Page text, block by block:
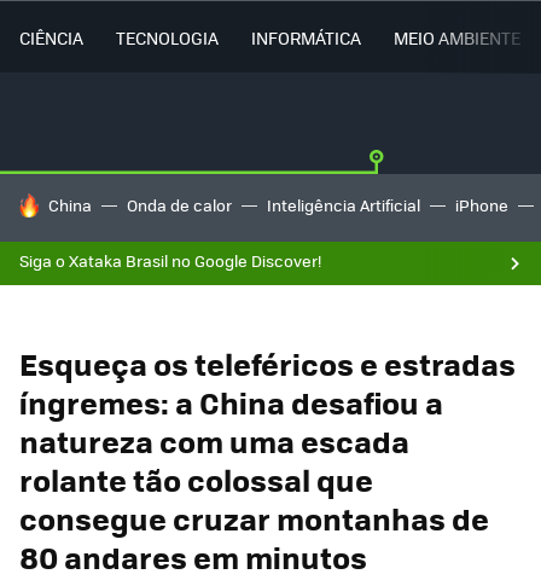
CIÊNCIA TECNOLOGIA INFORMÁTICA MEIO AMBIENTE
TENDÊNCIAS DO DIA
China Onda de calor Inteligência Artificial iPhone
Siga o Xataka Brasil no Google Discover!
Esqueça os teleféricos e estradas
íngremes: a China desafiou a
natureza com uma escada
rolante tão colossal que
consegue cruzar montanhas de
80 andares em minutos